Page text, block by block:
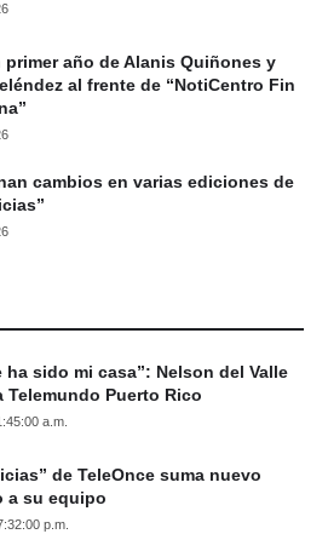
primer año de Alanis Quiñones y
al frente de “NotiCentro Fin
cambios en varias ediciones de
ha sido mi casa”: Nelson del Valle
Telemundo Puerto Rico
a.m.
de TeleOnce suma nuevo
a su equipo
p.m.